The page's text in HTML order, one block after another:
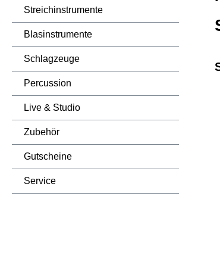
Streichinstrumente
Blasinstrumente
Schlagzeuge
Percussion
Live & Studio
Zubehör
Gutscheine
Service